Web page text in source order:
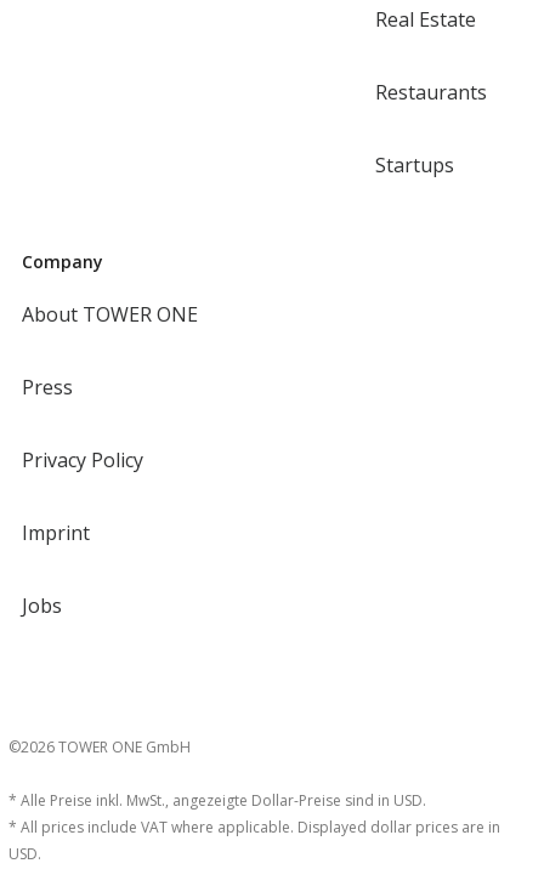
Real Estate
Restaurants
Startups
Company
About TOWER ONE
Press
Privacy Policy
Imprint
Jobs
©2026 TOWER ONE GmbH
* Alle Preise inkl. MwSt., angezeigte Dollar-Preise sind in USD.
* All prices include VAT where applicable. Displayed dollar prices are in
USD.